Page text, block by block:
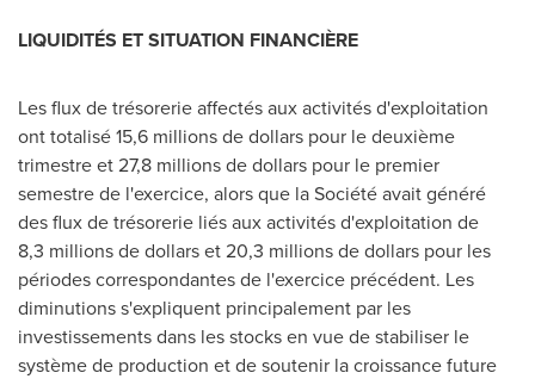
LIQUIDITÉS ET SITUATION FINANCIÈRE
Les flux de trésorerie affectés aux activités d'exploitation
ont totalisé 15,6 millions de dollars pour le deuxième
trimestre et 27,8 millions de dollars pour le premier
semestre de l'exercice, alors que la Société avait généré
des flux de trésorerie liés aux activités d'exploitation de
8,3 millions de dollars et 20,3 millions de dollars pour les
périodes correspondantes de l'exercice précédent. Les
diminutions s'expliquent principalement par les
investissements dans les stocks en vue de stabiliser le
système de production et de soutenir la croissance future